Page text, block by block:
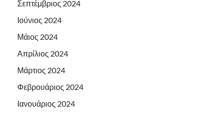
Σεπτέμβριος 2024
Ιούνιος 2024
Μάιος 2024
Απρίλιος 2024
Μάρτιος 2024
Φεβρουάριος 2024
Ιανουάριος 2024